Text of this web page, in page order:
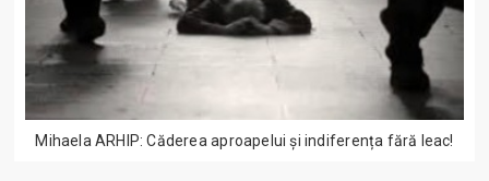
Mihaela ARHIP: Căderea aproapelui și indiferența fără leac!